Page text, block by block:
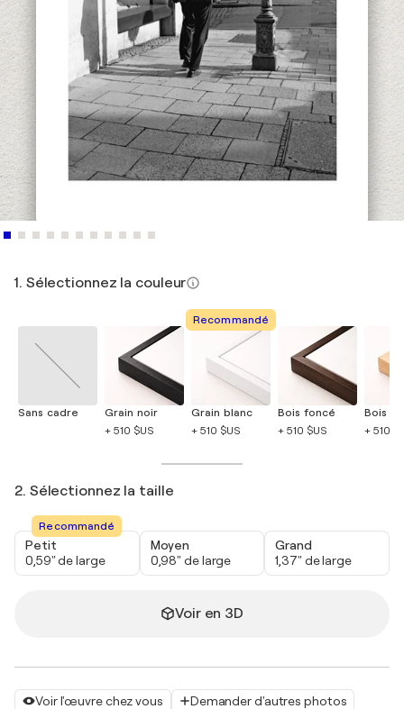
Voir l'œuvre chez vous Demander d'autres photos
1. Sélectionnez la couleur
Sans cadre
Grain noir
+ 510 $US
Recommandé
Grain blanc
+ 510 $US
Bois foncé
+ 510 $US
Bois
+ 510
2. Sélectionnez la taille
Recommandé
Petit
0,59" de large
Moyen
0,98" de large
Grand
1,37" de large
Voir en 3D